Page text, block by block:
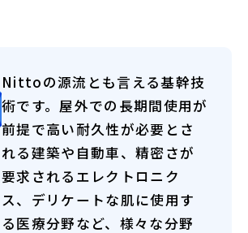
Nittoの源流とも言える基幹技
術です。屋外での長期間使用が
前提で高い耐久性が必要とさ
れる建築や自動車、精密さが
要求されるエレクトロニク
ス、デリケートな肌に使用す
る医療分野など、様々な分野